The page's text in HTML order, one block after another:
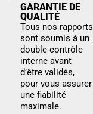
GARANTIE DE
QUALITÉ
Tous nos rapports
sont soumis à un
double contrôle
interne avant
d’être validés,
pour vous assurer
une fiabilité
maximale.